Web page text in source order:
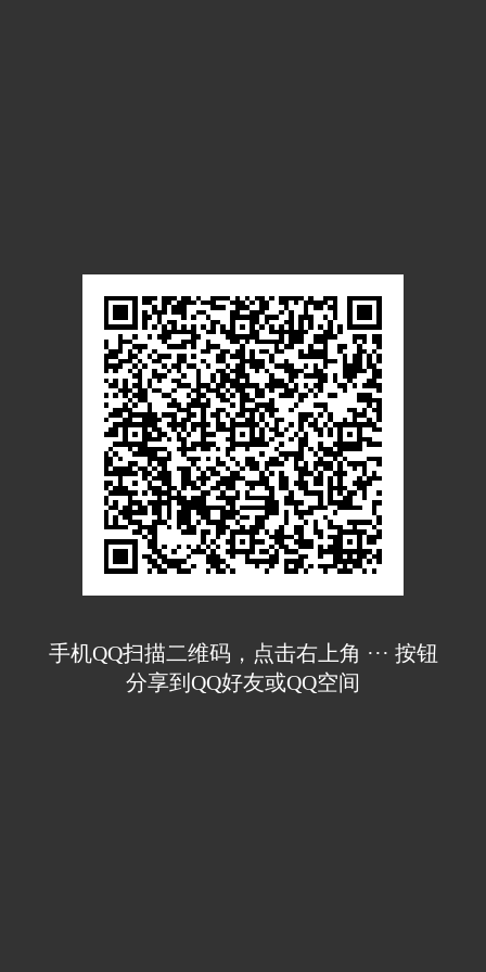
手机QQ扫描二维码，点击右上角 ··· 按钮
分享到QQ好友或QQ空间